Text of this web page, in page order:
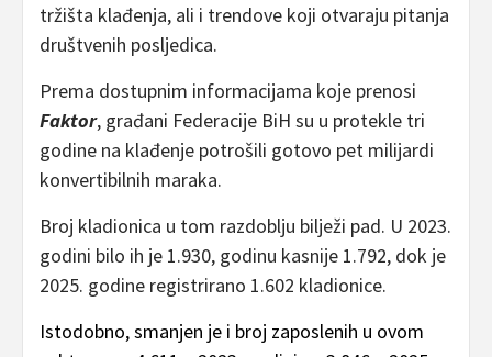
tržišta klađenja, ali i trendove koji otvaraju pitanja
društvenih posljedica.
Prema dostupnim informacijama koje prenosi
Faktor, građani Federacije BiH su u protekle tri
godine na klađenje potrošili gotovo pet milijardi
konvertibilnih maraka.
Broj kladionica u tom razdoblju bilježi pad. U 2023.
godini bilo ih je 1.930, godinu kasnije 1.792, dok je
2025. godine registrirano 1.602 kladionice.
Istodobno, smanjen je i broj zaposlenih u ovom